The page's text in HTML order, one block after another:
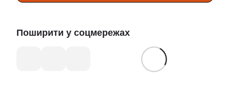
Поширити у соцмережах